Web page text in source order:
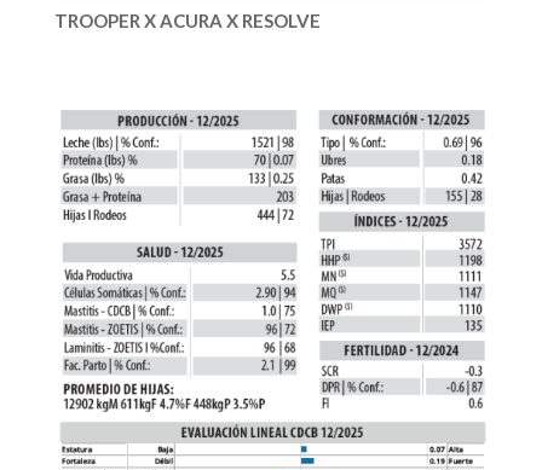
TROOPER X ACURA X RESOLVE